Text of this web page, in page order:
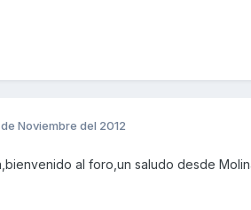
de Noviembre del 2012
al foro,un saludo desde